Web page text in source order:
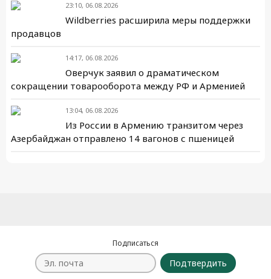
23:10, 06.08.2026
Wildberries расширила меры поддержки
продавцов
14:17, 06.08.2026
Оверчук заявил о драматическом
сокращении товарооборота между РФ и Арменией
13:04, 06.08.2026
Из России в Армению транзитом через
Азербайджан отправлено 14 вагонов с пшеницей
Подписаться
Подтвердить